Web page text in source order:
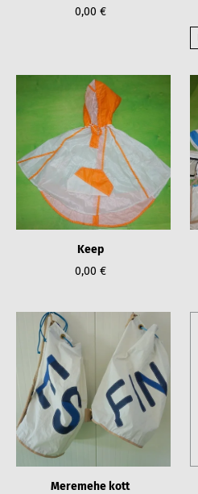
0,00 €
Keep
0,00 €
Meremehe kott